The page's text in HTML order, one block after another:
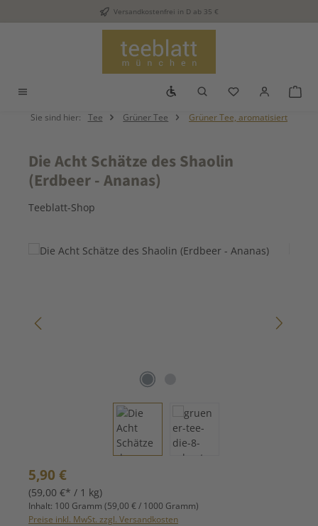
Zum Hauptinhalt springenVersandkostenfrei in D ab 35 €
Werkzeugleiste anzeigen
Du hast 0
Sie sind hier: Tee Grüner Tee Grüner Tee, aromatisiert
Die Acht Schätze des Shaolin
(Erdbeer - Ananas)
Teeblatt-Shop
Bildergalerie überspringen
Regulärer Preis:
5,90 €
(59,00 €* / 1 kg)
Inhalt: 100 Gramm (59,00 € / 1000 Gramm)
Preise inkl. MwSt. zzgl. Versandkosten